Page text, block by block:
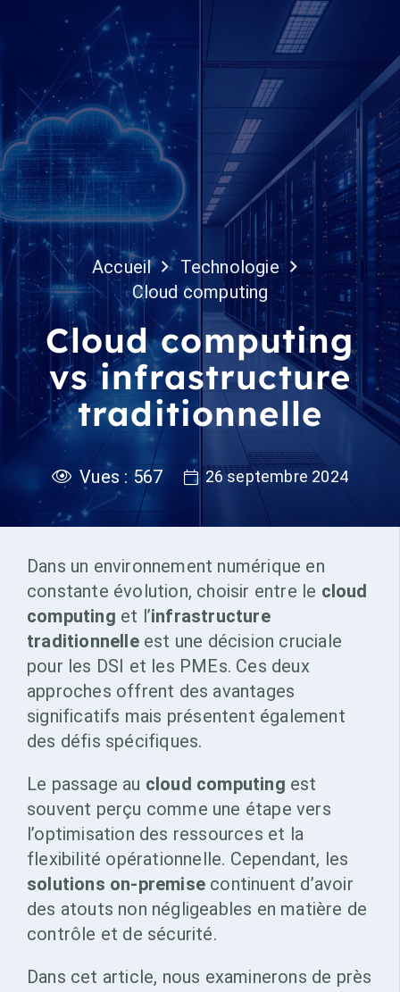
Accueil
Technologie
Cloud computing
Cloud computing
vs infrastructure
traditionnelle
Vues : 567 26 septembre 2024
Dans un environnement numérique en
constante évolution, choisir entre le cloud
computing et l’infrastructure
traditionnelleest une décision cruciale
pour les DSI et les PMEs. Ces deux
approches offrent des avantages
significatifs mais présentent également
des défis spécifiques.
Le passage au cloud computing est
souvent perçu comme une étape vers
l’optimisation des ressources et la
flexibilité opérationnelle. Cependant, les
solutions on-premise continuent d’avoir
des atouts non négligeables en matière de
contrôle et de sécurité.
Dans cet article, nous examinerons de près